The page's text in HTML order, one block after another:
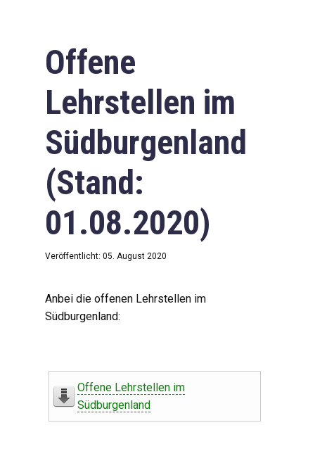
Offene
Lehrstellen im
Südburgenland
(Stand:
01.08.2020)
Veröffentlicht: 05. August 2020
Anbei die offenen Lehrstellen im
Südburgenland:
Offene Lehrstellen im
Südburgenland